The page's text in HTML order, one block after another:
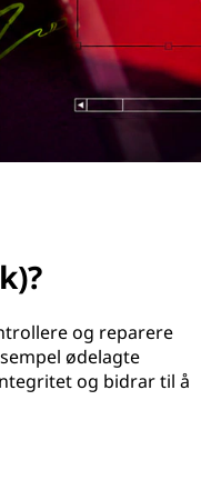
og reparere
ødelagte
og bidrar til å